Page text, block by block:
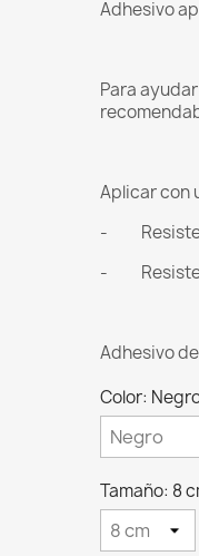
Adhesivo
Para
Aplicar con
-
-
Adhesivo
Color:
Tamaño: 8